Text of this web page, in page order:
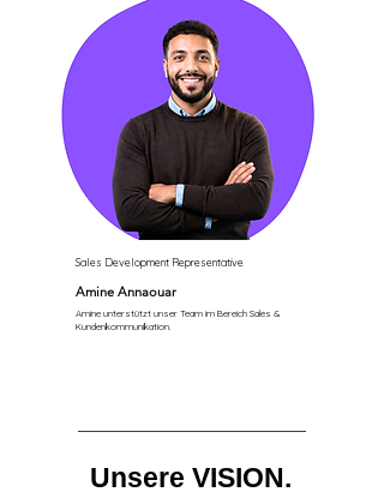
Sales Development Representative
Amine Annaouar
Amine unterstützt unser Team im Bereich Sales &
Kundenkommunikation.
Unsere VISION.